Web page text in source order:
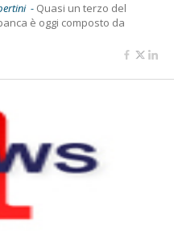
- Quasi un terzo del
è oggi composto da